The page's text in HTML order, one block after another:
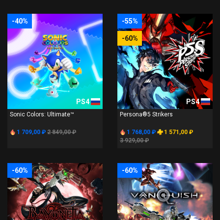
-40%
PS4
Sonic Colors: Ultimate™
1 709,00 ₽ 2 849,00 ₽
-55%
-60%
PS4
Persona®5 Strikers
1 768,00 ₽
1 571,00 ₽
3 929,00 ₽
-60% -60%